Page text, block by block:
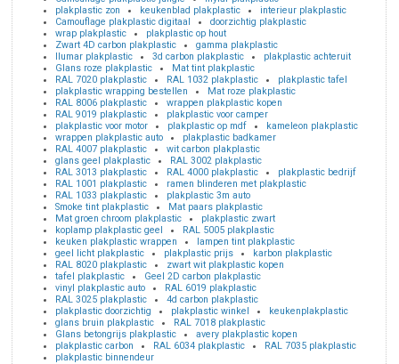
plakplastic zon
keukenblad plakplastic
interieur plakplastic
Camouflage plakplastic digitaal
doorzichtig plakplastic
wrap plakplastic
plakplastic op hout
Zwart 4D carbon plakplastic
gamma plakplastic
llumar plakplastic
3d carbon plakplastic
plakplastic achteruit
Glans roze plakplastic
Mat tint plakplastic
RAL 7020 plakplastic
RAL 1032 plakplastic
plakplastic tafel
plakplastic wrapping bestellen
Mat roze plakplastic
RAL 8006 plakplastic
wrappen plakplastic kopen
RAL 9019 plakplastic
plakplastic voor camper
plakplastic voor motor
plakplastic op mdf
kameleon plakplastic
wrappen plakplastic auto
plakplastic badkamer
RAL 4007 plakplastic
wit carbon plakplastic
glans geel plakplastic
RAL 3002 plakplastic
RAL 3013 plakplastic
RAL 4000 plakplastic
plakplastic bedrijf
RAL 1001 plakplastic
ramen blinderen met plakplastic
RAL 1033 plakplastic
plakplastic 3m auto
Smoke tint plakplastic
Mat paars plakplastic
Mat groen chroom plakplastic
plakplastic zwart
koplamp plakplastic geel
RAL 5005 plakplastic
keuken plakplastic wrappen
lampen tint plakplastic
geel licht plakplastic
plakplastic prijs
karbon plakplastic
RAL 8020 plakplastic
zwart wit plakplastic kopen
tafel plakplastic
Geel 2D carbon plakplastic
vinyl plakplastic auto
RAL 6019 plakplastic
RAL 3025 plakplastic
4d carbon plakplastic
plakplastic doorzichtig
plakplastic winkel
keukenplakplastic
glans bruin plakplastic
RAL 7018 plakplastic
Glans betongrijs plakplastic
avery plakplastic kopen
plakplastic carbon
RAL 6034 plakplastic
RAL 7035 plakplastic
plakplastic binnendeur